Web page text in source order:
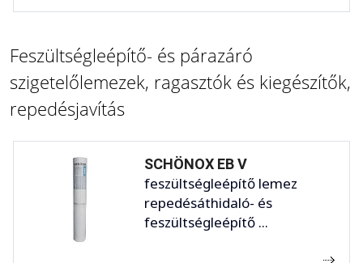
Feszültségleépítő- és párazáró
szigetelőlemezek, ragasztók és kiegészítők,
repedésjavítás
SCHÖNOX EB V
feszültségleépítő lemez
repedésáthidaló- és
feszültségleépítő ...